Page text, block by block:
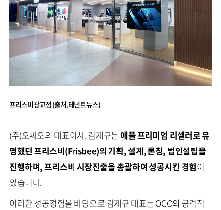
프리스비 광교점 (출처. 테넌트 뉴스)
(주)오씨오의 대표이사, 김재규는애플 프리미엄 리셀러로 유
명했던 프리스비(Frisbee)의 기획, 설계, 론칭, 법인설립을
진행하며, 프리스비 시장진출을 총괄하여 성공시킨 경험이
있습니다.
이러한 성공경험을 바탕으로 김재규 대표는 OCO의 공격적